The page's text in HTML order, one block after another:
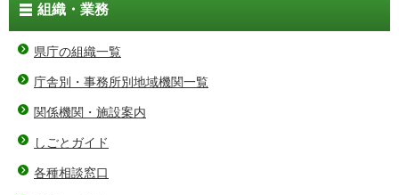
組織・業務
県庁の組織一覧
庁舎別・事務所別地域機関一覧
関係機関・施設案内
しごとガイド
各種相談窓口